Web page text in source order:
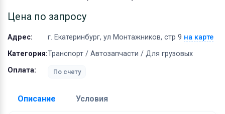
Цена по запросу
Адрес: г. Екатеринбург, ул Монтажников, стр 9 на карте
Категория:Транспорт / Автозапчасти / Для грузовых
Оплата:
По счету
Описание Условия
Материалы